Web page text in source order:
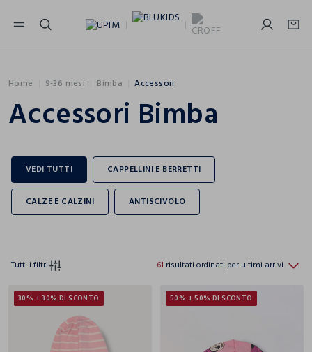
NAVIGATION.ARIA.GOTOMAINCONTENT
Home 9-36 mesi Bimba Accessori
Accessori Bimba
Tutti i filtri 61 risultati ordinati per ultimi arrivi
30% + 30% DI SCONTO 50% + 50% DI SCONTO